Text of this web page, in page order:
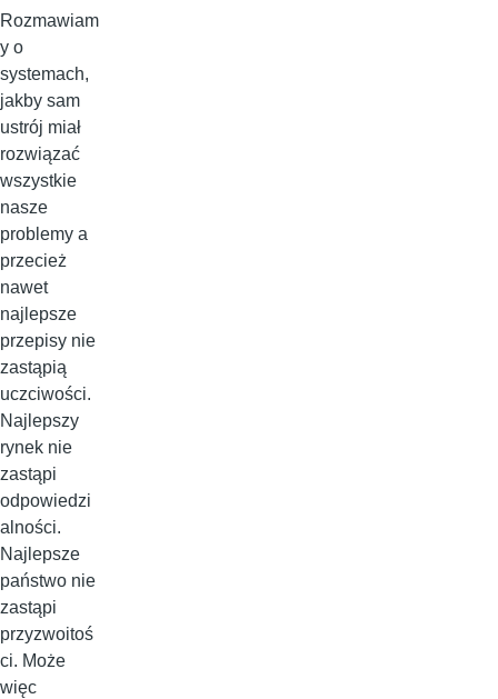
Rozmawiam
y o
systemach,
jakby sam
ustrój miał
rozwiązać
wszystkie
nasze
problemy a
przecież
nawet
najlepsze
przepisy nie
zastąpią
uczciwości.
Najlepszy
rynek nie
zastąpi
odpowiedzi
alności.
Najlepsze
państwo nie
zastąpi
przyzwoitoś
ci. Może
więc